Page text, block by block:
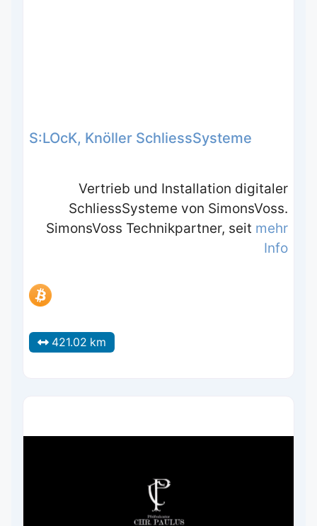
S:LOcK, Knöller SchliessSysteme
Vertrieb und Installation digitaler
SchliessSysteme von SimonsVoss.
SimonsVoss Technikpartner, seit mehr
Info
421.02 km